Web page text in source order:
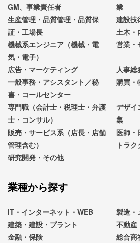
GM、事業責任者
業
生産管理・品質管理・品質保
証・工場長
建設技
土木・
機械系エンジニア（機械・電
気・電子）
営業・
広告・マーケティング
人事
一般事務・アシスタント／秘
書・コールセンター
購買・
専門職（会計士・税理士・弁護
士・コンサル）
デザイ
集
販売・サービス系（店長・店舗
管理含む）
医師・
トラ
研究開発・その他
業種から探す
IT・インターネット・WEB
製造・
建築・建設・プラント
不動産
金融・保険
総合商